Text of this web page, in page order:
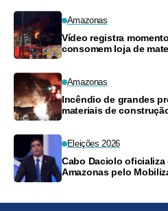
Amazonas
Vídeo registra
consomem loja de
Amazonas
Incêndio de grandes
materiais de
Eleições 2026
Cabo Daciolo
Amazonas pelo